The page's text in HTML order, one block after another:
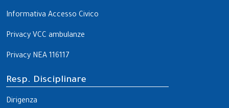
Informativa Accesso Civico
Privacy VCC ambulanze
Privacy NEA 116117
Resp. Disciplinare
Dirigenza